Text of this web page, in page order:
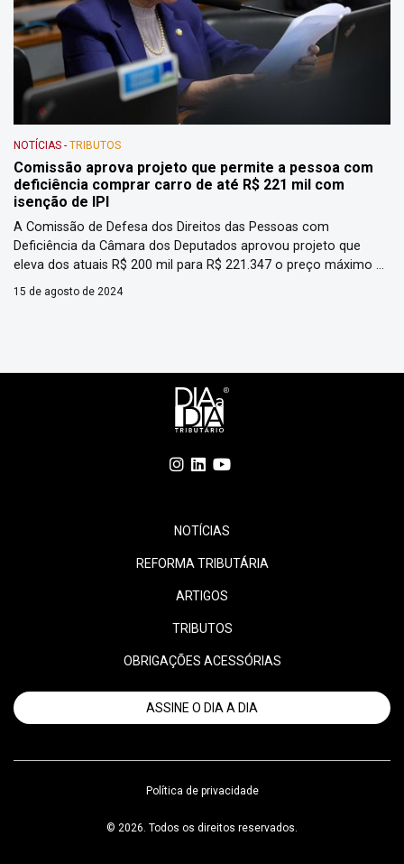
NOTÍCIAS - TRIBUTOS
Comissão aprova projeto que permite a pessoa com
deficiência comprar carro de até R$ 221 mil com
isenção de IPI
A Comissão de Defesa dos Direitos das Pessoas com
Deficiência da Câmara dos Deputados aprovou projeto que
eleva dos atuais R$ 200 mil para R$ 221.347 o preço máximo de
carro novo a ser adquirido com benefício fiscal por pessoa
com deficiência, com transtorno do espectro autista ou seus
15 de agosto de 2024
NOTÍCIAS
REFORMA TRIBUTÁRIA
ARTIGOS
TRIBUTOS
OBRIGAÇÕES ACESSÓRIAS
ASSINE O DIA A DIA
Política de privacidade
© 2026. Todos os direitos reservados.